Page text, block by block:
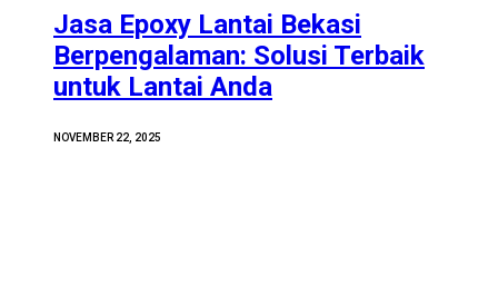
Jasa Epoxy Lantai Bekasi
Berpengalaman: Solusi Terbaik
untuk Lantai Anda
NOVEMBER 22, 2025